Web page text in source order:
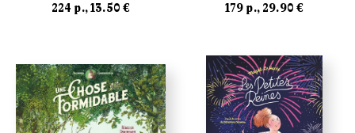
224 p., 13.50 €
179 p., 29.90 €